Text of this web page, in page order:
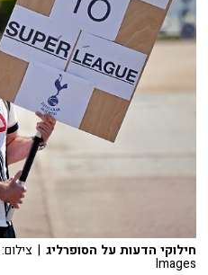
חילוקי הדעות על הסופרליג
Images